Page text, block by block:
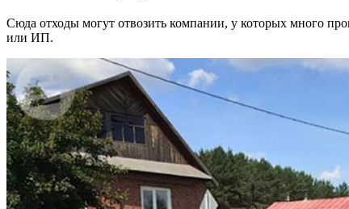
Сюда отходы могут отвозить компании, у которых много
или ИП.